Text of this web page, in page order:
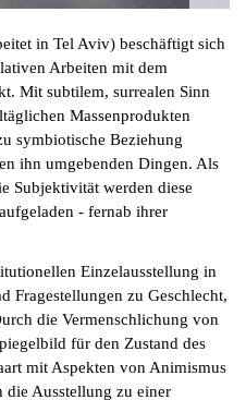
in Tel Aviv) beschäftigt sich
Arbeiten mit dem
Mit subtilem, surrealen Sinn
Massenprodukten
symbiotische Beziehung
ihn umgebenden Dingen. Als
Subjektivität werden diese
- fernab ihrer
Einzelausstellung in
Fragestellungen zu Geschlecht,
die Vermenschlichung von
für den Zustand des
mit Aspekten von Animismus
die Ausstellung zu einer